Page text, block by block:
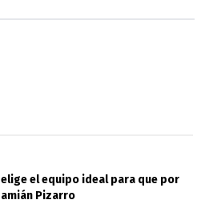
el equipo ideal para que por
Pizarro